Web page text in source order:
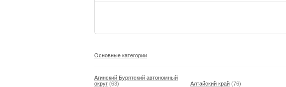
Основные категории
Агинский Бурятский автономный
округ (63) Алтайский край (76)